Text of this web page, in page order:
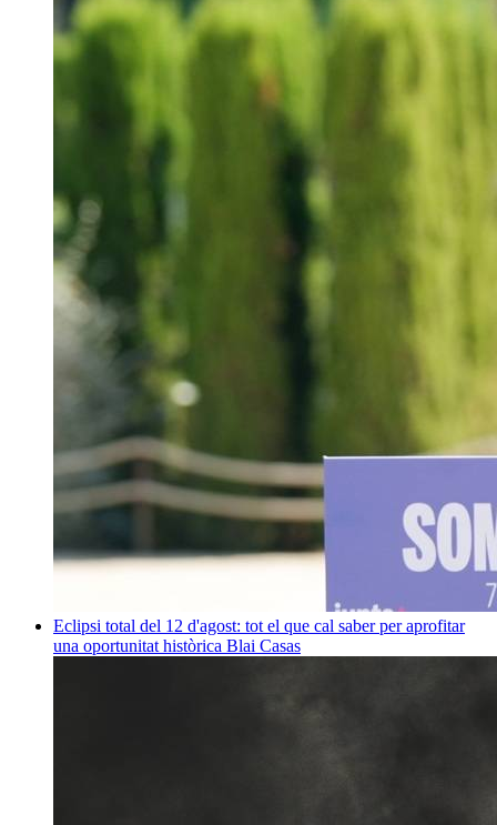
Eclipsi total del 12 d'agost: tot el que cal saber per aprofitar
una oportunitat històrica Blai Casas